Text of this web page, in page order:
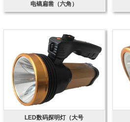
电镐扁凿（六角）
LED数码探明灯（大号